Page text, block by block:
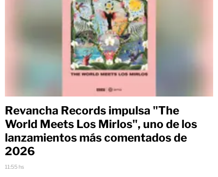
Revancha Records impulsa "The
World Meets Los Mirlos", uno de los
lanzamientos más comentados de
2026
11:55 hs